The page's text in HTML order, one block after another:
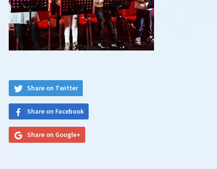
Share on Twitter
Share on Facebook
Share on Google+